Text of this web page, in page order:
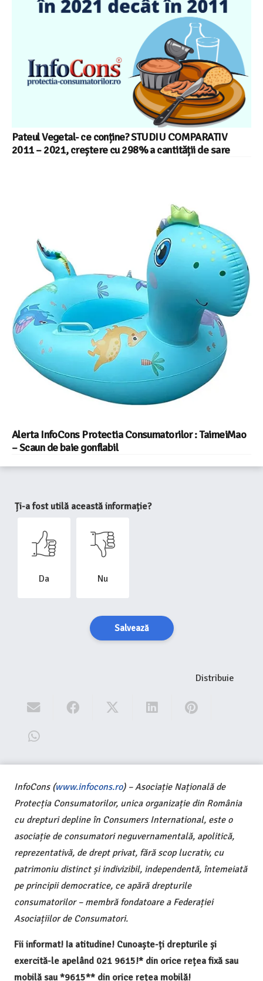
Pateul Vegetal- ce conține? STUDIU COMPARATIV
2011 – 2021, creștere cu 298% a cantității de sare
Alerta InfoCons Protectia Consumatorilor : TaimeiMao
– Scaun de baie gonflabil
Ți-a fost utilă această informație?
Da Nu
Salvează
Distribuie
InfoCons (www.infocons.ro) – Asociație Națională de
Protecția Consumatorilor, unica organizație din România
cu drepturi depline în Consumers International, este o
asociație de consumatori neguvernamentală, apolitică,
reprezentativă, de drept privat, fără scop lucrativ, cu
patrimoniu distinct și indivizibil, independentă, întemeiată
pe principii democratice, ce apără drepturile
consumatorilor – membră fondatoare a Federației
Asociațiilor de Consumatori.
Fii informat! Ia atitudine! Cunoaște-ți drepturile și
exercită-le apelând 021 9615!* din orice rețea fixă sau
mobilă sau *9615** din orice rețea mobilă!